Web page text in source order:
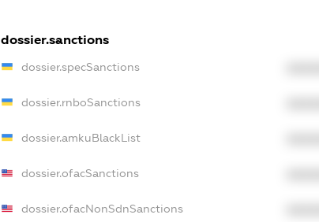
dossier.sanctions
dossier.specSanctions
dossier.rnboSanctions
dossier.amkuBlackList
dossier.ofacSanctions
dossier.ofacNonSdnSanctions